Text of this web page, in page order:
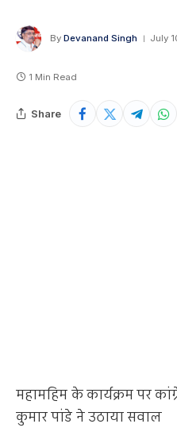
By Devanand Singh July
1 Min Read
Share
महामहिम के कार्यक्रम पर
कुमार पांडे ने उठाया सवाल